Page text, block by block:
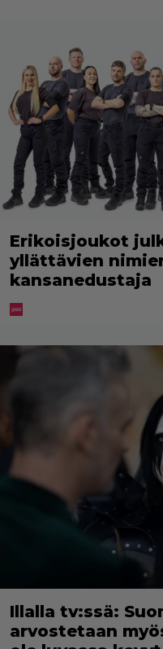
Erikoisjoukot
yllättävien
kansanedustaja
Illalla tv:ssä:
arvostetaan